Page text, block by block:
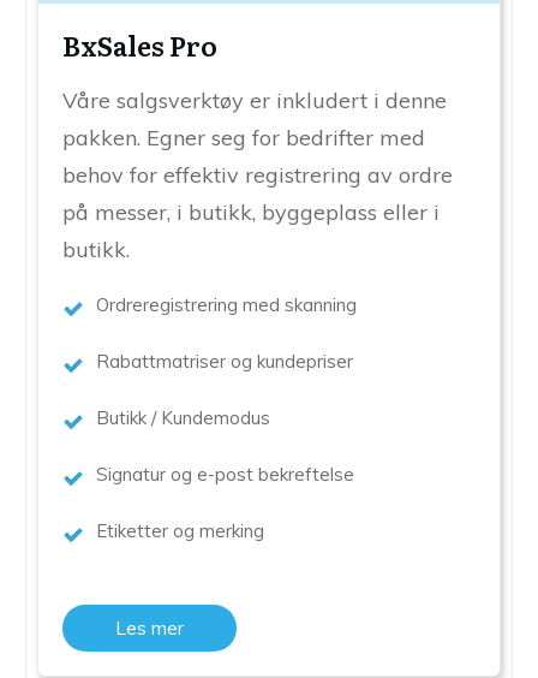
BxSales Pro
Våre salgsverktøy er inkludert i denne
pakken. Egner seg for bedrifter med
behov for effektiv registrering av ordre
på messer, i butikk, byggeplass eller i
butikk.
Ordreregistrering med skanning
Rabattmatriser og kundepriser
Butikk / Kundemodus
Signatur og e-post bekreftelse
Etiketter og merking
Les mer